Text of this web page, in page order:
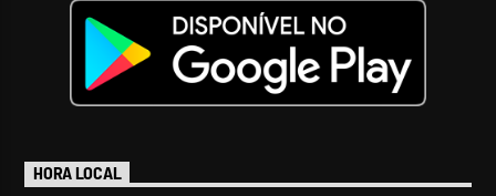
HORA LOCAL